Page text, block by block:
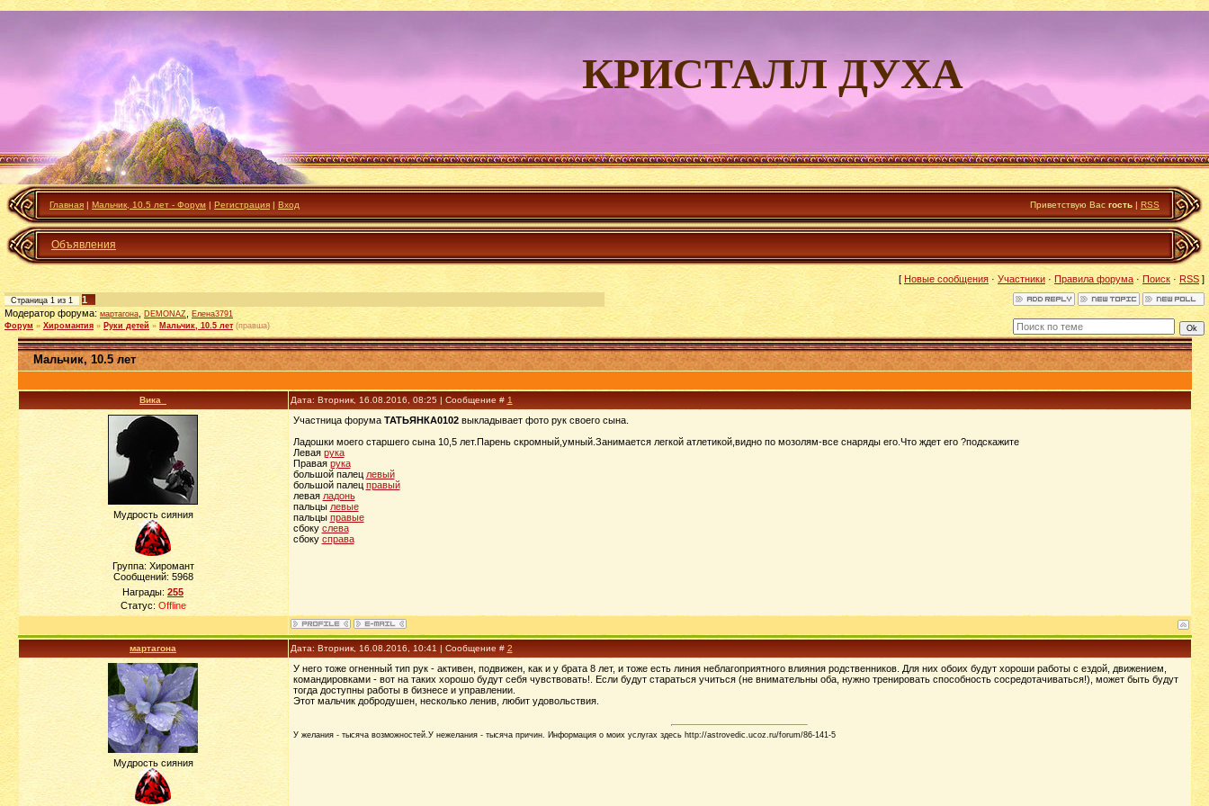
КРИСТАЛЛ ДУХА
Главная | Мальчик, 10.5 лет - Форум | Регистрация | Вход Приветствую Вас гость | RSS
Объявления
[Новые сообщения · Участники·Правила форума·Поиск · RSS ]
Страница 1 из 1
1
Модератор форума:мартагона DEMONAZ
Елена3791
Форум » Хиромантия » Руки детей » Мальчик, 10.5 лет (правша)
Мальчик, 10.5 лет
Вика_ Дата: Вторник, 16.08.2016, 08:25 | Сообщение # 1
Мудрость сияния
Группа: Хиромант
Сообщений: 5968
Награды:255
Статус: Offline
Участница форума ТАТЬЯНКА0102выкладывает фото рук своего сына.
Ладошки моего старшего сына 10,5 лет.Парень скромный,умный.Занимается легкой атлетикой,видно по мозолям-все снаряды его.Что ждет его ?подскажите
Левая рука
Правая рука
большой палец левый
большой палец правый
левая ладонь
пальцы левые
пальцы правые
сбоку слева
сбоку справа
мартагона Дата: Вторник, 16.08.2016, 10:41 | Сообщение # 2
Мудрость сияния
У него тоже огненный тип рук - активен, подвижен, как и у брата 8 лет, и тоже есть линия неблагоприятного влияния родственников. Для них обоих будут хороши работы с ездой, движением,
командировками - вот на таких хорошо будут себя чувствовать!. Если будут стараться учиться (не внимательны оба, нужно тренировать способность сосредотачиваться!), может быть будут
тогда доступны работы в бизнесе и управлении.
Этот мальчик добродушен, несколько ленив, любит удовольствия.
У желания - тысяча возможностей.У нежелания - тысяча причин. Информация о моих услугах здесь http://astrovedic.ucoz.ru/forum/86-141-5